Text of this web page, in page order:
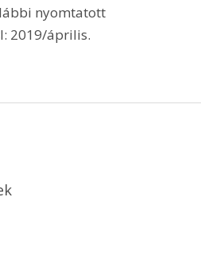
nyomtatott
2019/április.